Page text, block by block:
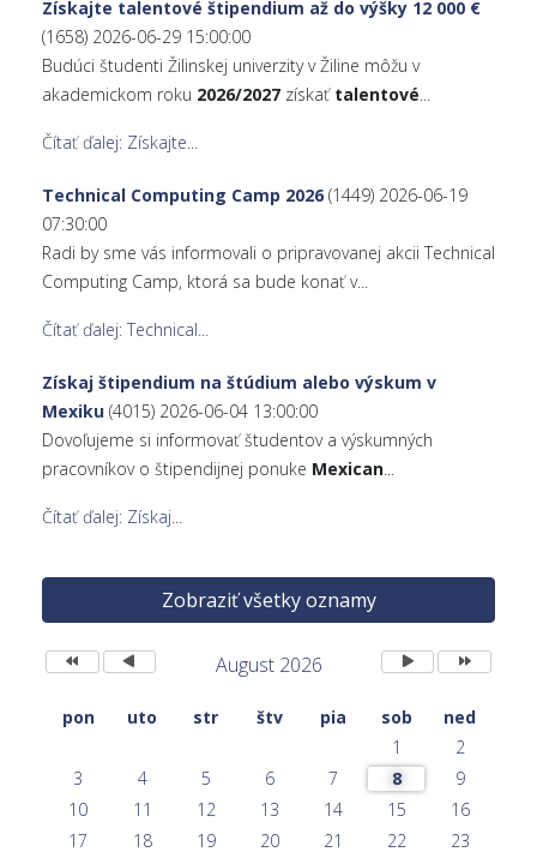
Získajte talentové štipendium až do výšky 12 000 €
(1658) 2026-06-29 15:00:00
Budúci študenti Žilinskej univerzity v Žiline môžu v
akademickom roku 2026/2027 získať talentové
Čítať ďalej: Získajte...
Technical Computing Camp 2026 (1449) 2026-06-19
07:30:00
Radi by sme vás informovali o pripravovanej akcii Technical
Computing Camp, ktorá sa bude konať v...
Čítať ďalej: Technical...
Získaj štipendium na štúdium alebo výskum v
Mexiku (4015) 2026-06-04 13:00:00
Dovoľujeme si informovať študentov a výskumných
pracovníkov o štipendijnej ponuke Mexican
Čítať ďalej: Získaj...
Zobraziť všetky oznamy
rok mesiac rok
mesiac
August 2026
pon uto str štv pia sob
ned
1
2
3
4 5 6 7 8
9
10
11 12 13 14 15
16
17
18 19 20 21 22
23